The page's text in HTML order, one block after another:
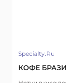
Specialty.Ru
КОФЕ